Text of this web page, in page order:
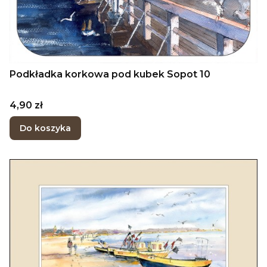
Podkładka korkowa pod kubek Sopot 10
Cena
4,90 zł
Do koszyka